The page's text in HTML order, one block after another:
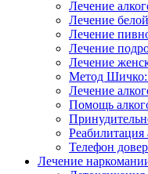
Лечение
Лечение
Лечение
Лечение
Лечение
Метод Шичко:
Лечение
Помощь
Реабилитация
Телефон
Лечение